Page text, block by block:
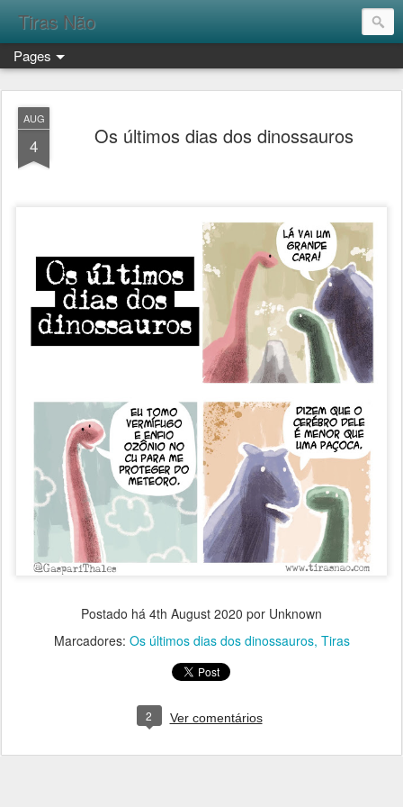
Tiras Não
Pages
AUG
4 Os últimos dias dos dinossauros
Postado há 4th August 2020 por Unknown
Marcadores: Os últimos dias dos dinossauros Tiras
2 Ver comentários